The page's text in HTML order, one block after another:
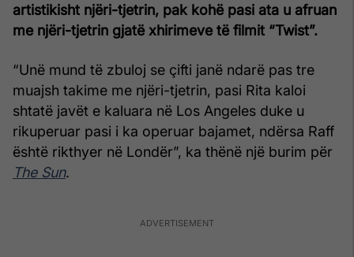
artistikisht njëri-tjetrin, pak kohë pasi ata u afruan
me njëri-tjetrin gjatë xhirimeve të filmit “Twist”.
“Unë mund të zbuloj se çifti janë ndarë pas tre
muajsh takime me njëri-tjetrin, pasi Rita kaloi
shtatë javët e kaluara në Los Angeles duke u
rikuperuar pasi i ka operuar bajamet, ndërsa Raff
është rikthyer në Londër”, ka thënë një burim për
The Sun.